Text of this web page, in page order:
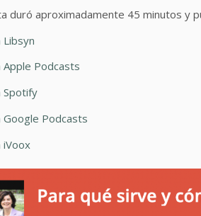
duró aproximadamente 45 minutos y
Libsyn
Apple Podcasts
Spotify
Google Podcasts
iVoox